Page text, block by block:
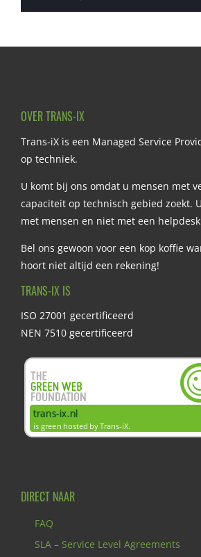
OVER TRANS-IX
Trans-iX is een Managed Service
op techniek.
U komt bij ons omdat u mensen met
capaciteit op technisch gebied zoekt.
met mensen en niet met een
Bel ons gewoon voor een kop koffie
hoort niet altijd een rekening!
TRANS-IX IS
ISO 27001 gecertificeerd
NEN 7510 gecertificeerd
DIRECT NAAR
FAQ
SLA – Service Level Agreements